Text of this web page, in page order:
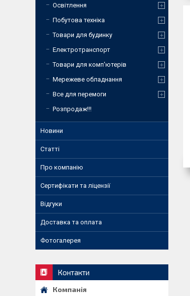
Освітлення
Побутова техніка
Товари для будинку
Електротранспорт
Товари для комп'ютерів
Мережеве обладнання
Все для перемоги
Розпродаж!!!
Новини
Статті
Про компанію
Сертифікати та ліцензії
Відгуки
Доставка та оплата
Фотогалерея
Контакти